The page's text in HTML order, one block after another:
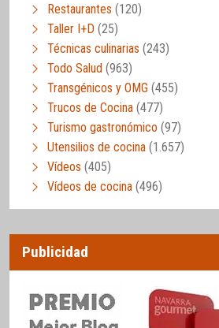
Restaurantes (120)
Taller I+D (25)
Técnicas culinarias (243)
Todo Salud (963)
Transgénicos y OMG (455)
Trucos de Cocina (477)
Turismo gastronómico (97)
Utensilios de cocina (1.657)
Vídeos (405)
Vídeos de cocina (496)
Publicidad